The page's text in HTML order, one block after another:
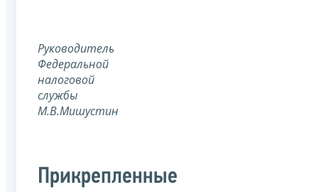
Руководитель
Федеральной
налоговой
службы
М.В.Мишустин
Прикрепленные